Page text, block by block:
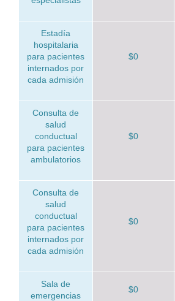
Estadía
hospitalaria
para pacientes
internados por
cada admisión
$0
Consulta de
salud
conductual
para pacientes
ambulatorios
$0
Consulta de
salud
conductual
para pacientes
internados por
cada admisión
$0
Sala de
emergencias
$0